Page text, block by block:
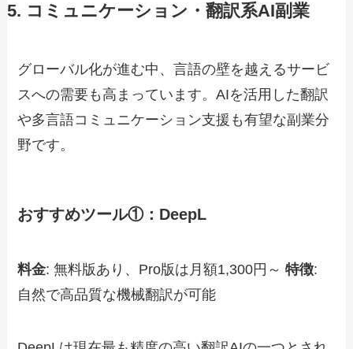
5. コミュニケーション・翻訳系AI副業
グローバル化が進む中、言語の壁を越えるサービ
スへの需要も高まっています。AIを活用した翻訳
や多言語コミュニケーション支援も有望な副業分
野です。
おすすめツール①：DeepL
料金: 無料版あり、Pro版は月額1,300円～特徴:
自然で高品質な機械翻訳が可能